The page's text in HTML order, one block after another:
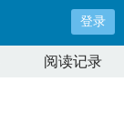
登录
阅读记录